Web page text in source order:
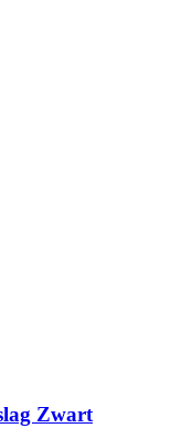
Zwart